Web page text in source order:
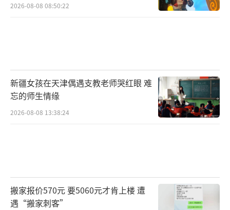
2026-08-08 08:50:22
新疆女孩在天津偶遇支教老师哭红眼 难
忘的师生情缘
2026-08-08 13:38:24
搬家报价570元 要5060元才肯上楼 遭
遇“搬家刺客”